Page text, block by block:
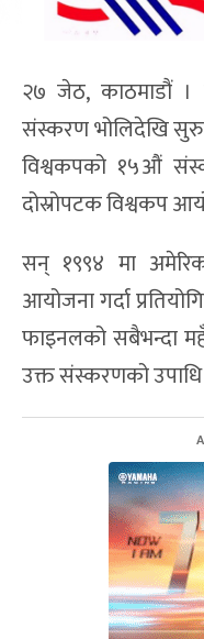
२७ जेठ, काठमाडौं
संस्करण भोलिदेखि
विश्वकपको १५औं
दोस्रोपटक विश्वकप
सन् १९९४ मा
आयोजना गर्दा
फाइनलको सबैभन्दा
उक्त संस्करणको उपाधि